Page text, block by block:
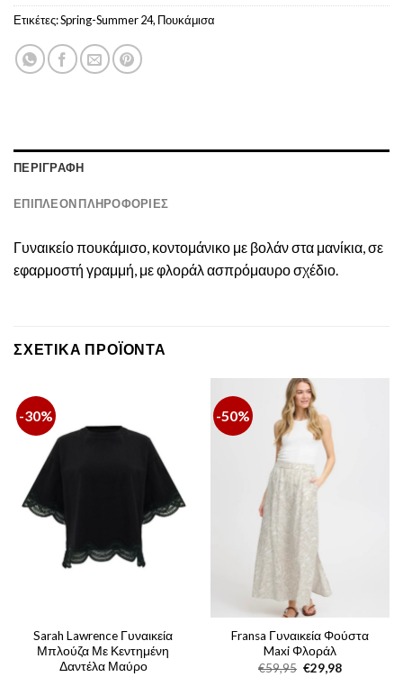
Ετικέτες:Spring-Summer 24, Πουκάμισα
ΠΕΡΙΓΡΑΦΉ
ΕΠΙΠΛΈΟΝ ΠΛΗΡΟΦΟΡΊΕΣ
Γυναικείο πουκάμισο, κοντομάνικο με βολάν στα μανίκια, σε
εφαρμοστή γραμμή, με φλοράλ ασπρόμαυρο σχέδιο.
ΣΧΕΤΙΚΆ ΠΡΟΪΌΝΤΑ
-30%
Sarah Lawrence Γυναικεία
Μπλούζα Με Κεντημένη
Δαντέλα Μαύρο
-50%
Fransa Γυναικεία Φούστα
Maxi Φλοράλ
€59,95 Original
€29,98Η